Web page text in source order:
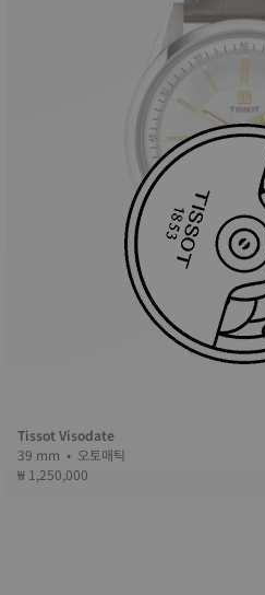
Tissot Visodate
39 mm • 오토매틱
₩ 1,250,000